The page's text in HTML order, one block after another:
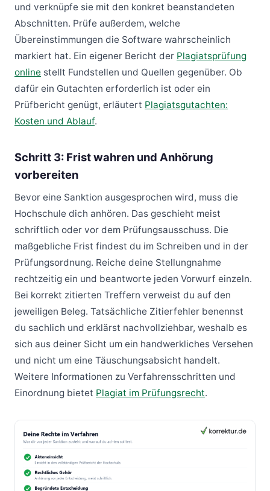
und verknüpfe sie mit den konkret beanstandeten
Abschnitten. Prüfe außerdem, welche
Übereinstimmungen die Software wahrscheinlich
markiert hat. Ein eigener Bericht der Plagiatsprüfung
online stellt Fundstellen und Quellen gegenüber. Ob
dafür ein Gutachten erforderlich ist oder ein
Prüfbericht genügt, erläutert Plagiatsgutachten:
Kosten und Ablauf.
Schritt 3: Frist wahren und Anhörung
vorbereiten
Bevor eine Sanktion ausgesprochen wird, muss die
Hochschule dich anhören. Das geschieht meist
schriftlich oder vor dem Prüfungsausschuss. Die
maßgebliche Frist findest du im Schreiben und in der
Prüfungsordnung. Reiche deine Stellungnahme
rechtzeitig ein und beantworte jeden Vorwurf einzeln.
Bei korrekt zitierten Treffern verweist du auf den
jeweiligen Beleg. Tatsächliche Zitierfehler benennst
du sachlich und erklärst nachvollziehbar, weshalb es
sich aus deiner Sicht um ein handwerkliches Versehen
und nicht um eine Täuschungsabsicht handelt.
Weitere Informationen zu Verfahrensschritten und
Einordnung bietet Plagiat im Prüfungsrecht.